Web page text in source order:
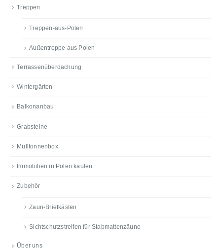
Treppen
Treppen-aus-Polen
Außentreppe aus Polen
Terrassenüberdachung
Wintergärten
Balkonanbau
Grabsteine
Mülltonnenbox
Immobilien in Polen kaufen
Zubehör
Zaun-Briefkästen
Sichtschutzstreifen für Stabmattenzäune
Über uns